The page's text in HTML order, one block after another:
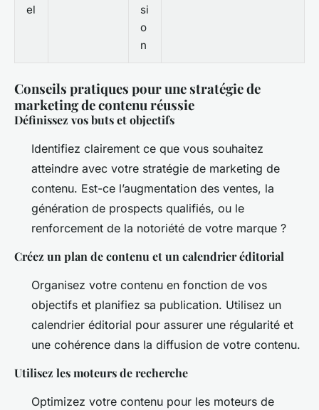
el
si
o
n
Conseils pratiques pour une stratégie de
marketing de contenu réussie
Définissez vos buts et objectifs
Identifiez clairement ce que vous souhaitez
atteindre avec votre stratégie de marketing de
contenu. Est-ce l’augmentation des ventes, la
génération de prospects qualifiés, ou le
renforcement de la notoriété de votre marque ?
Créez un plan de contenu et un calendrier éditorial
Organisez votre contenu en fonction de vos
objectifs et planifiez sa publication. Utilisez un
calendrier éditorial pour assurer une régularité et
une cohérence dans la diffusion de votre contenu.
Utilisez les moteurs de recherche
Optimizez votre contenu pour les moteurs de